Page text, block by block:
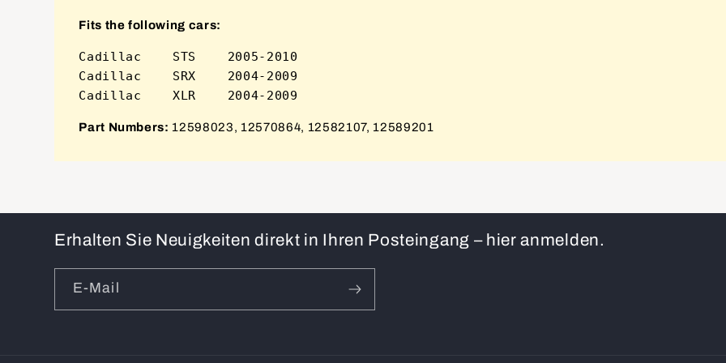
Fits the following cars:
Cadillac    STS    2005-2010
Cadillac    SRX    2004-2009
Part Numbers: 12598023, 12570864, 12582107, 12589201
Erhalten Sie Neuigkeiten direkt in Ihren Posteingang – hier anmelden.
E-Mail